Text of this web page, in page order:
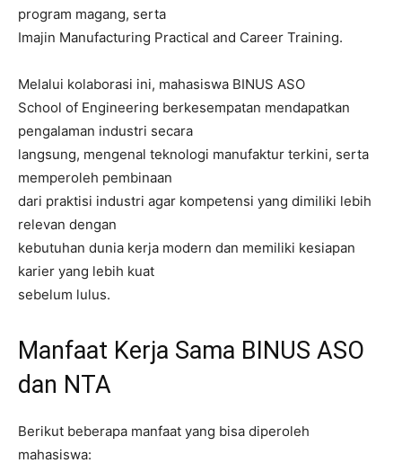
program magang, serta
Imajin Manufacturing Practical and Career Training.
Melalui kolaborasi ini, mahasiswa BINUS ASO
School of Engineering berkesempatan mendapatkan
pengalaman industri secara
langsung, mengenal teknologi manufaktur terkini, serta
memperoleh pembinaan
dari praktisi industri agar kompetensi yang dimiliki lebih
relevan dengan
kebutuhan dunia kerja modern dan memiliki kesiapan
karier yang lebih kuat
sebelum lulus.
Manfaat Kerja Sama BINUS ASO
dan NTA
Berikut beberapa manfaat yang bisa diperoleh
mahasiswa: